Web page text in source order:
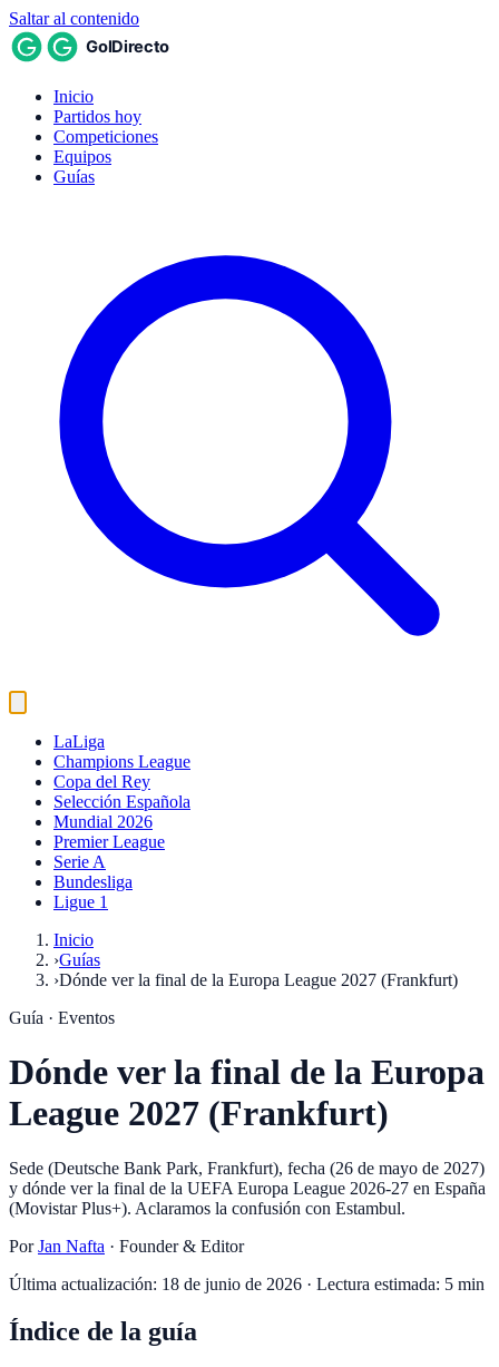
Saltar al contenido
Inicio
Partidos hoy
Competiciones
Equipos
Guías
LaLiga
Champions League
Copa del Rey
Selección Española
Mundial 2026
Premier League
Serie A
Bundesliga
Ligue 1
Inicio
›Guías
›Dónde ver la final de la Europa League 2027 (Frankfurt)
Guía · Eventos
Dónde ver la final de la Europa
League 2027 (Frankfurt)
Sede (Deutsche Bank Park, Frankfurt), fecha (26 de mayo de 2027)
y dónde ver la final de la UEFA Europa League 2026-27 en España
(Movistar Plus+). Aclaramos la confusión con Estambul.
Por Jan Nafta · Founder & Editor
Última actualización: 18 de junio de 2026 · Lectura estimada: 5 min
Índice de la guía